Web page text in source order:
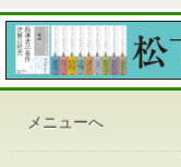
メニューへ